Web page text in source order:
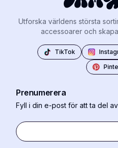
Utforska världens största
accessoarer och
TikTok
Prenumerera
Fyll i din e-post för att ta del